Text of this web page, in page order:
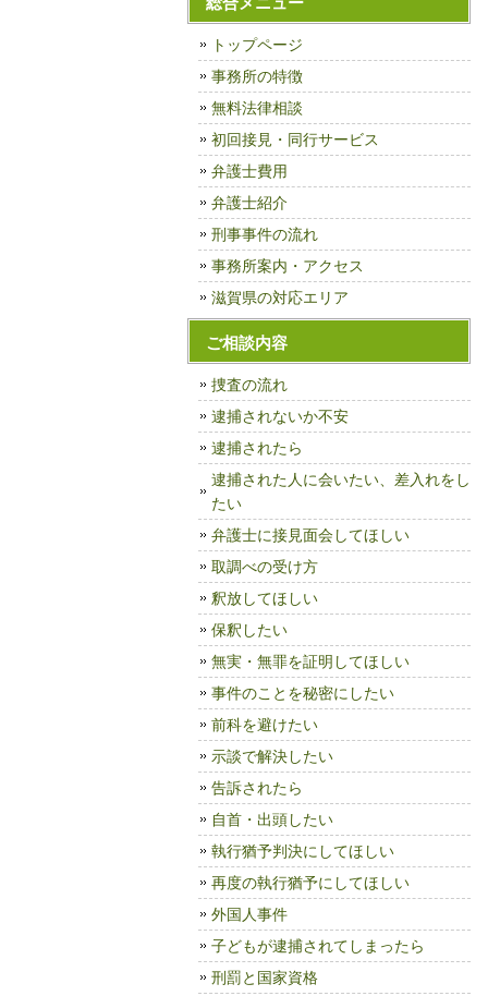
トップページ
事務所の特徴
無料法律相談
初回接見・同行サービス
弁護士費用
弁護士紹介
刑事事件の流れ
事務所案内・アクセス
滋賀県の対応エリア
ご相談内容
捜査の流れ
逮捕されないか不安
逮捕されたら
逮捕された人に会いたい、差入れをし
たい
弁護士に接見面会してほしい
取調べの受け方
釈放してほしい
保釈したい
無実・無罪を証明してほしい
事件のことを秘密にしたい
前科を避けたい
示談で解決したい
告訴されたら
自首・出頭したい
執行猶予判決にしてほしい
再度の執行猶予にしてほしい
外国人事件
子どもが逮捕されてしまったら
刑罰と国家資格